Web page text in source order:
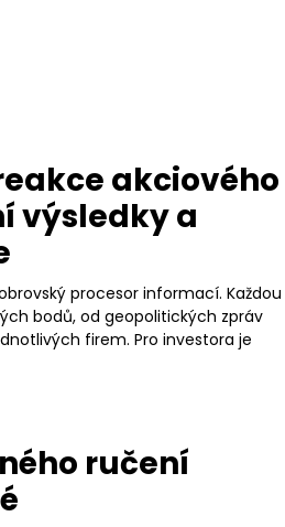
akciového
výsledky a
procesor informací. Každou
bodů, od geopolitických zpráv
firem. Pro investora je
ručení